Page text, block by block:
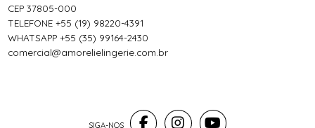
CEP 37805-000
TELEFONE +55 (19) 98220-4391
WHATSAPP +55 (35) 99164-2430
comercial@amorelielingerie.com.br